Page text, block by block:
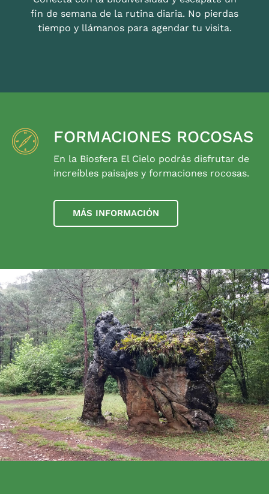
fin de semana de la rutina diaria. No pierdas
tiempo y llámanos para agendar tu visita.
FORMACIONES ROCOSAS
En la Biosfera El Cielo podrás disfrutar de
increíbles paisajes y formaciones rocosas.
MÁS INFORMACIÓN